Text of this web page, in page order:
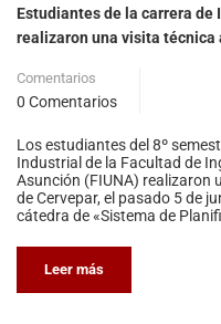
Estudiantes de la carrera de
realizaron una visita técnica
Comentarios
0 Comentarios
Los estudiantes del 8º
Industrial de la Facultad de
Asunción (FIUNA) realizaron
de Cervepar, el pasado 5 de
cátedra de «Sistema de
Leer más